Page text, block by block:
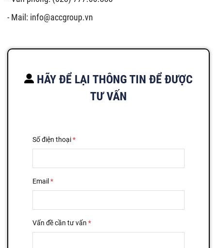
- Mail: info@accgroup.vn
HÃY ĐỂ LẠI THÔNG TIN ĐỂ ĐƯỢC
TƯ VẤN